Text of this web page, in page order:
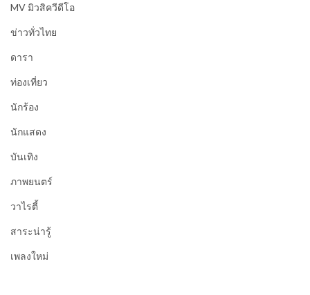
MV มิวสิควีดีโอ
ข่าวทั่วไทย
ดารา
ท่องเที่ยว
นักร้อง
นักแสดง
บันเทิง
ภาพยนตร์
วาไรตี้
สาระน่ารู้
เพลงใหม่